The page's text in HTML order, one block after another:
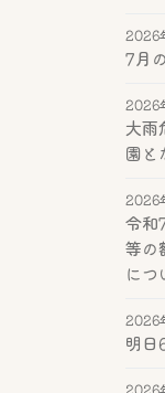
7月
2026
大雨
園と
2026
令和
等の
につ
2026
明日
2026
2026